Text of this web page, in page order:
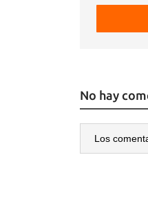
No hay
Los